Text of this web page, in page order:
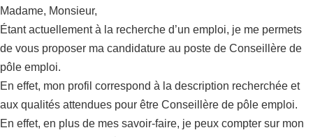
Madame, Monsieur,
Étant actuellement à la recherche d’un emploi, je me permets
de vous proposer ma candidature au poste de Conseillère de
pôle emploi.
En effet, mon profil correspond à la description recherchée et
aux qualités attendues pour être Conseillère de pôle emploi.
En effet, en plus de mes savoir-faire, je peux compter sur mon